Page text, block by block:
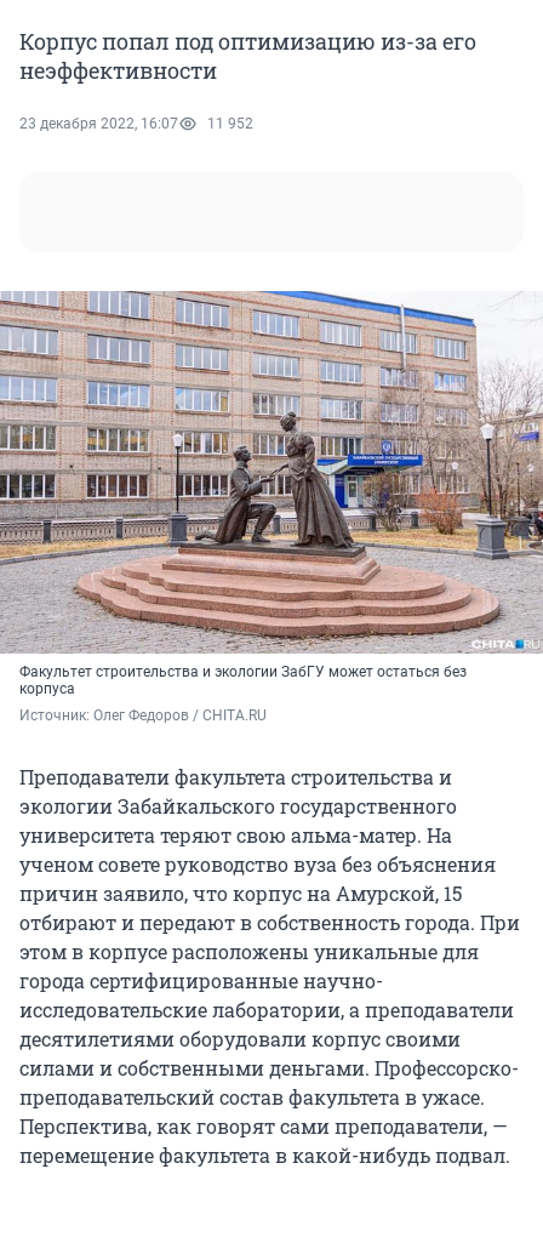
Корпус попал под оптимизацию из-за его
неэффективности
23 декабря 2022, 16:07 11 952
Факультет строительства и экологии ЗабГУ может остаться без
корпуса
Источник: Олег Федоров / CHITA.RU
Преподаватели факультета строительства и
экологии Забайкальского государственного
университета теряют свою альма-матер. На
ученом совете руководство вуза без объяснения
причин заявило, что корпус на Амурской, 15
отбирают и передают в собственность города. При
этом в корпусе расположены уникальные для
города сертифицированные научно-
исследовательские лаборатории, а преподаватели
десятилетиями оборудовали корпус своими
силами и собственными деньгами. Профессорско-
преподавательский состав факультета в ужасе.
Перспектива, как говорят сами преподаватели, —
перемещение факультета в какой-нибудь подвал.